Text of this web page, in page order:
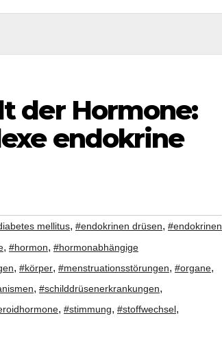
der Hormone:
endokrine
mellitus, #endokrinen drüsen, #endokrinen
, #hormon, #hormonabhängige
, #körper, #menstruationsstörungen, #organe,
, #schilddrüsenerkrankungen,
, #stimmung, #stoffwechsel,